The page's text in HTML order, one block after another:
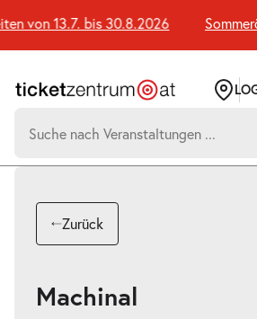
Seiteninhalt
springen
von 13.7. bis 30.8.2026
nach:
Suchtreffer:
Umsch+Alt+E
Zurück
Machinal